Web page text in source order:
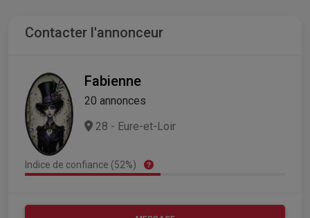
Contacter l'annonceur
Fabienne
20 annonces
28 - Eure-et-Loir
Indice de confiance (52%)